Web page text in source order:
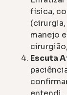
física,
manejo
Escuta